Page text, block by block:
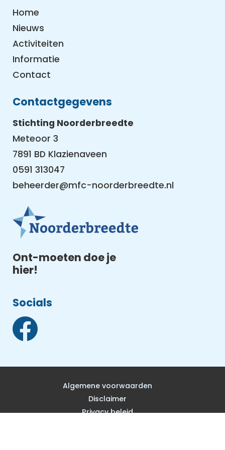
Ont-moeten doe je
hier!
Home
Nieuws
Activiteiten
Informatie
Contact
Contactgegevens
Stichting Noorderbreedte
Meteoor 3
7891 BD Klazienaveen
0591 313047
beheerder@mfc-noorderbreedte.nl
Socials
Algemene voorwaarden
Disclaimer
Privacy beleid